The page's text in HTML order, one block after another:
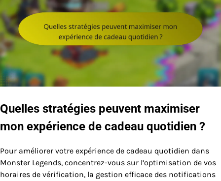
Quelles stratégies peuvent maximiser
mon expérience de cadeau quotidien ?
Pour améliorer votre expérience de cadeau quotidien dans
Monster Legends, concentrez-vous sur l’optimisation de vos
horaires de vérification, la gestion efficace des notifications